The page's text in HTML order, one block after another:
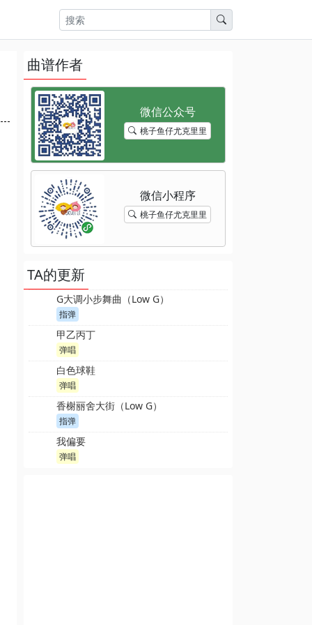
曲谱作者
桃子鱼仔尤克里里
桃子鱼仔尤克里里
TA的更新
G大调小步舞曲（Low G）
指弹
甲乙丙丁
弹唱
白色球鞋
弹唱
香榭丽舍大街（Low G）
指弹
我偏要
弹唱